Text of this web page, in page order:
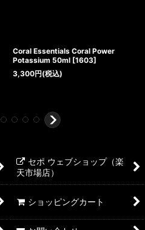
Coral Essentials Coral Power
Potassium 50ml [1603]
3,300円(税込)
セポ ウェブショップ（楽
天市場店）
ショッピングカート